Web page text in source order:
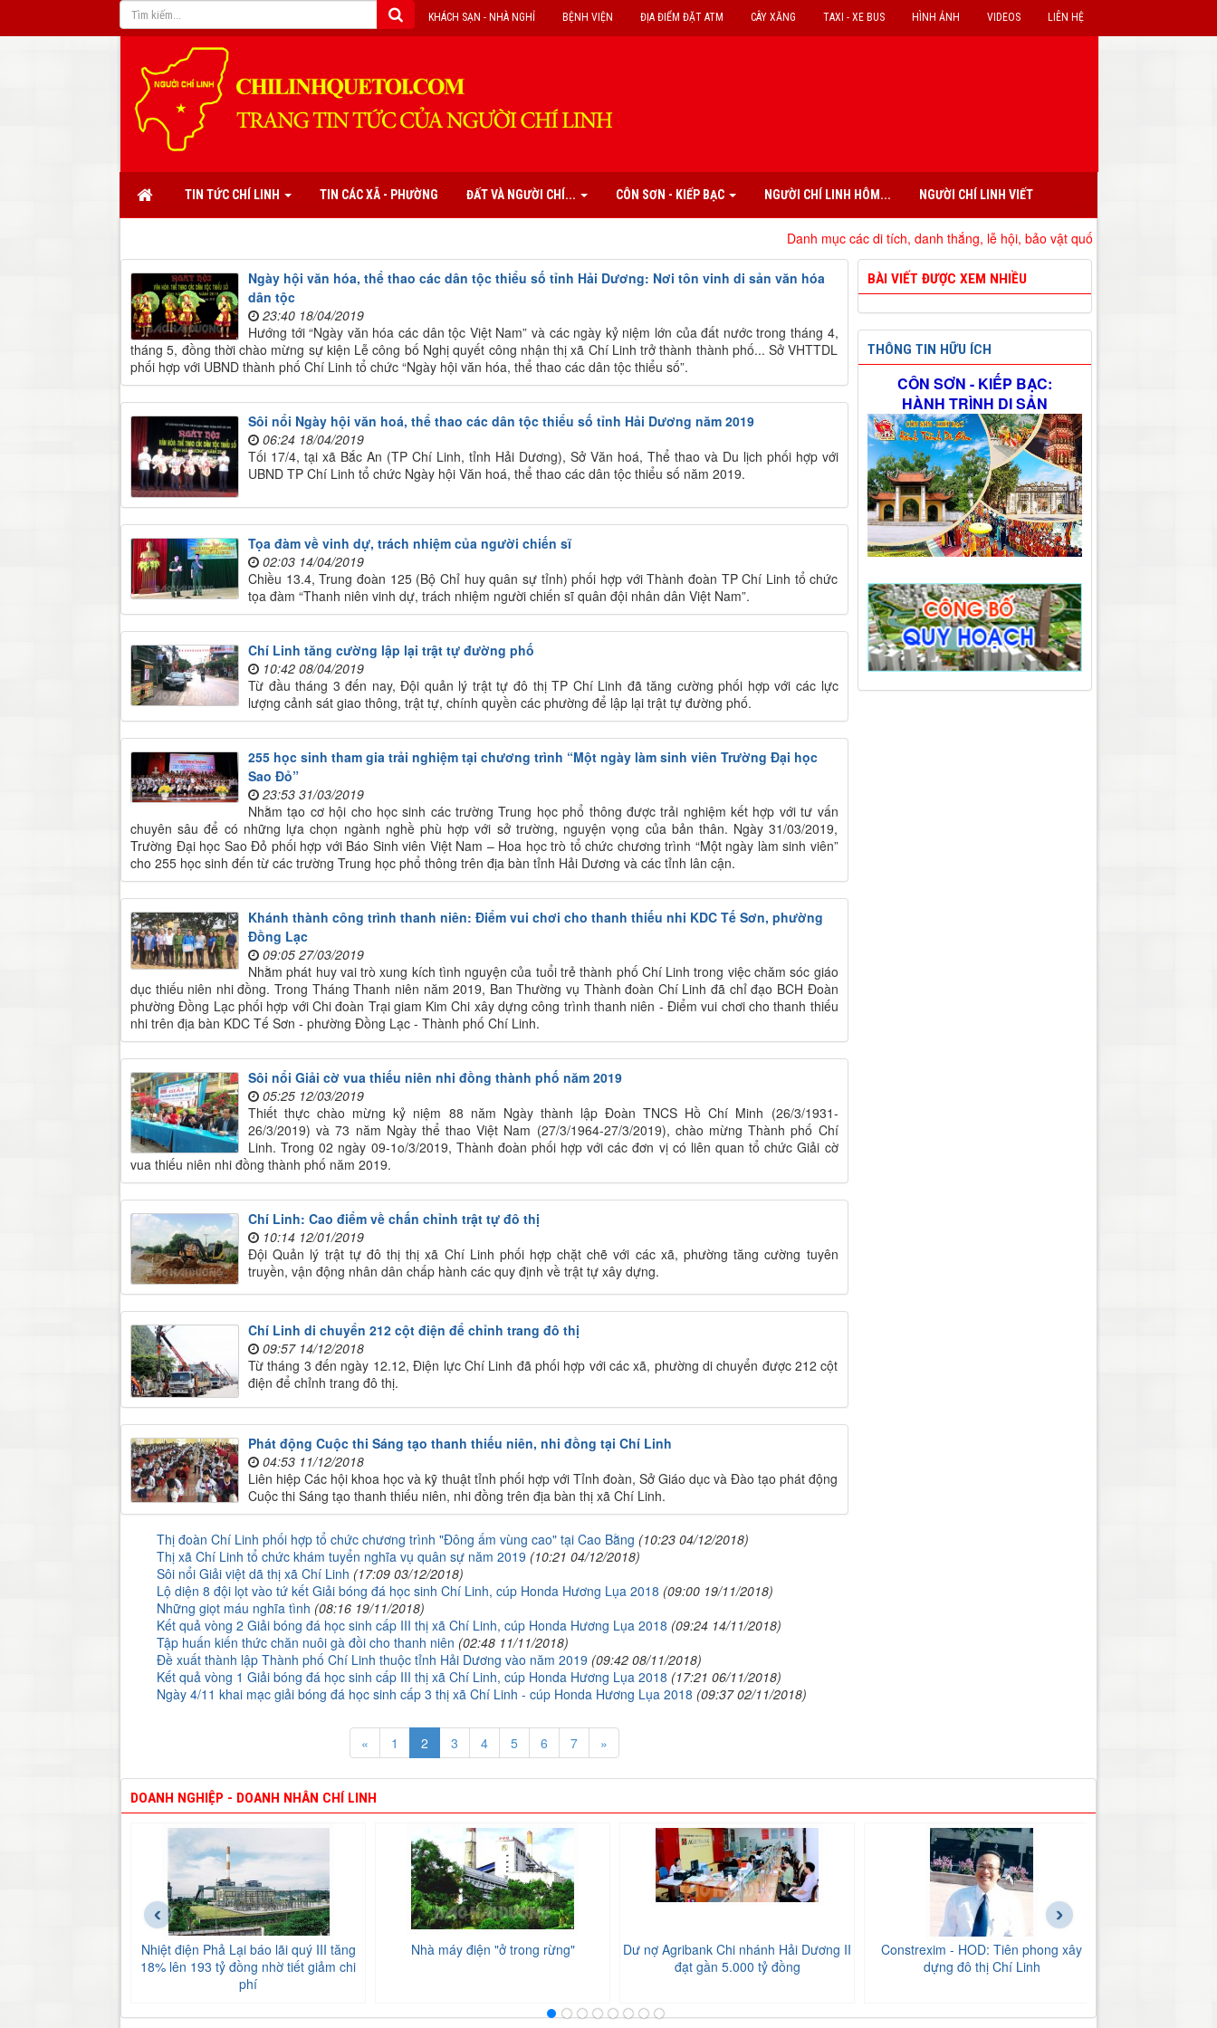
LIÊN HỆ
VIDEOS
HÌNH ẢNH
TAXI - XE BUS
CÂY XĂNG
ĐỊA ĐIỂM ĐẶT ATM
BỆNH VIỆN
KHÁCH SẠN - NHÀ NGHỈ
TIN TỨC CHÍ LINH TIN CÁC XÃ - PHƯỜNG ĐẤT VÀ NGƯỜI CHÍ... CÔN SƠN - KIẾP BẠC NGƯỜI CHÍ LINH HÔM... NGƯỜI CHÍ LINH VIẾT
Danh mục các di tích, danh thắng, lễ hội, bảo vật quốc gia đã xếp hạng trên địa
Ngày hội văn hóa, thể thao các dân tộc thiểu số tỉnh Hải Dương: Nơi tôn vinh di sản văn hóa
dân tộc
23:40 18/04/2019
Hướng tới “Ngày văn hóa các dân tộc Việt Nam” và các ngày kỷ niệm lớn của đất nước trong tháng 4,
tháng 5, đồng thời chào mừng sự kiện Lễ công bố Nghị quyết công nhận thị xã Chí Linh trở thành thành phố... Sở VHTTDL
phối hợp với UBND thành phố Chí Linh tổ chức “Ngày hội văn hóa, thể thao các dân tộc thiểu số”.
Sôi nổi Ngày hội văn hoá, thể thao các dân tộc thiểu số tỉnh Hải Dương năm 2019
06:24 18/04/2019
Tối 17/4, tại xã Bắc An (TP Chí Linh, tỉnh Hải Dương), Sở Văn hoá, Thể thao và Du lịch phối hợp với
UBND TP Chí Linh tổ chức Ngày hội Văn hoá, thể thao các dân tộc thiểu số năm 2019.
Tọa đàm về vinh dự, trách nhiệm của người chiến sĩ
02:03 14/04/2019
Chiều 13.4, Trung đoàn 125 (Bộ Chỉ huy quân sự tỉnh) phối hợp với Thành đoàn TP Chí Linh tổ chức
tọa đàm “Thanh niên vinh dự, trách nhiệm người chiến sĩ quân đội nhân dân Việt Nam”.
Chí Linh tăng cường lập lại trật tự đường phố
10:42 08/04/2019
Từ đầu tháng 3 đến nay, Đội quản lý trật tự đô thị TP Chí Linh đã tăng cường phối hợp với các lực
lượng cảnh sát giao thông, trật tự, chính quyền các phường để lập lại trật tự đường phố.
255 học sinh tham gia trải nghiệm tại chương trình “Một ngày làm sinh viên Trường Đại học
Sao Đỏ”
23:53 31/03/2019
Nhằm tạo cơ hội cho học sinh các trường Trung học phổ thông được trải nghiệm kết hợp với tư vấn
chuyên sâu để có những lựa chọn ngành nghề phù hợp với sở trường, nguyện vọng của bản thân. Ngày 31/03/2019,
Trường Đại học Sao Đỏ phối hợp với Báo Sinh viên Việt Nam – Hoa học trò tổ chức chương trình “Một ngày làm sinh viên”
cho 255 học sinh đến từ các trường Trung học phổ thông trên địa bàn tỉnh Hải Dương và các tỉnh lân cận.
Khánh thành công trình thanh niên: Điểm vui chơi cho thanh thiếu nhi KDC Tế Sơn, phường
Đồng Lạc
09:05 27/03/2019
Nhằm phát huy vai trò xung kích tình nguyện của tuổi trẻ thành phố Chí Linh trong việc chăm sóc giáo
dục thiếu niên nhi đồng. Trong Tháng Thanh niên năm 2019, Ban Thường vụ Thành đoàn Chí Linh đã chỉ đạo BCH Đoàn
phường Đồng Lạc phối hợp với Chi đoàn Trại giam Kim Chi xây dựng công trình thanh niên - Điểm vui chơi cho thanh thiếu
nhi trên địa bàn KDC Tế Sơn - phường Đồng Lạc - Thành phố Chí Linh.
Sôi nổi Giải cờ vua thiếu niên nhi đồng thành phố năm 2019
05:25 12/03/2019
Thiết thực chào mừng kỷ niệm 88 năm Ngày thành lập Đoàn TNCS Hồ Chí Minh (26/3/1931-
26/3/2019) và 73 năm Ngày thể thao Việt Nam (27/3/1964-27/3/2019), chào mừng Thành phố Chí
Linh. Trong 02 ngày 09-1o/3/2019, Thành đoàn phối hợp với các đơn vị có liên quan tổ chức Giải cờ
vua thiếu niên nhi đồng thành phố năm 2019.
Chí Linh: Cao điểm về chấn chỉnh trật tự đô thị
10:14 12/01/2019
Đội Quản lý trật tự đô thị thị xã Chí Linh phối hợp chặt chẽ với các xã, phường tăng cường tuyên
truyền, vận động nhân dân chấp hành các quy định về trật tự xây dựng.
Chí Linh di chuyển 212 cột điện để chỉnh trang đô thị
09:57 14/12/2018
Từ tháng 3 đến ngày 12.12, Điện lực Chí Linh đã phối hợp với các xã, phường di chuyển được 212 cột
điện để chỉnh trang đô thị.
Phát động Cuộc thi Sáng tạo thanh thiếu niên, nhi đồng tại Chí Linh
04:53 11/12/2018
Liên hiệp Các hội khoa học và kỹ thuật tỉnh phối hợp với Tỉnh đoàn, Sở Giáo dục và Đào tạo phát động
Cuộc thi Sáng tạo thanh thiếu niên, nhi đồng trên địa bàn thị xã Chí Linh.
Thị đoàn Chí Linh phối hợp tổ chức chương trình "Đông ấm vùng cao" tại Cao Bằng (10:23 04/12/2018)
Thị xã Chí Linh tổ chức khám tuyển nghĩa vụ quân sự năm 2019 (10:21 04/12/2018)
Sôi nổi Giải việt dã thị xã Chí Linh (17:09 03/12/2018)
Lộ diện 8 đội lọt vào tứ kết Giải bóng đá học sinh Chí Linh, cúp Honda Hương Lụa 2018 (09:00 19/11/2018)
Những giọt máu nghĩa tình (08:16 19/11/2018)
Kết quả vòng 2 Giải bóng đá học sinh cấp III thị xã Chí Linh, cúp Honda Hương Lụa 2018 (09:24 14/11/2018)
Tập huấn kiến thức chăn nuôi gà đồi cho thanh niên (02:48 11/11/2018)
Đề xuất thành lập Thành phố Chí Linh thuộc tỉnh Hải Dương vào năm 2019 (09:42 08/11/2018)
Kết quả vòng 1 Giải bóng đá học sinh cấp III thị xã Chí Linh, cúp Honda Hương Lụa 2018 (17:21 06/11/2018)
Ngày 4/11 khai mạc giải bóng đá học sinh cấp 3 thị xã Chí Linh - cúp Honda Hương Lụa 2018 (09:37 02/11/2018)
« 1 2 3 4 5 6 7 »
BÀI VIẾT ĐƯỢC XEM NHIỀU
THÔNG TIN HỮU ÍCH
CÔN SƠN - KIẾP BẠC:
HÀNH TRÌNH DI SẢN
DOANH NGHIỆP - DOANH NHÂN CHÍ LINH
Nhiệt điện Phả Lại báo lãi quý III tăng
18% lên 193 tỷ đồng nhờ tiết giảm chi
phí
Nhà máy điện "ở trong rừng"
Dư nợ Agribank Chi nhánh Hải Dương II
đạt gần 5.000 tỷ đồng
Constrexim - HOD: Tiên phong xây
dựng đô thị Chí Linh
‹ ›